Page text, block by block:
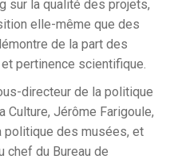
sur la qualité des projets,
elle-même que des
de la part des
pertinence scientifique.
directeur de la politique
Jérôme Farigoule,
politique des musées, et
chef du Bureau de